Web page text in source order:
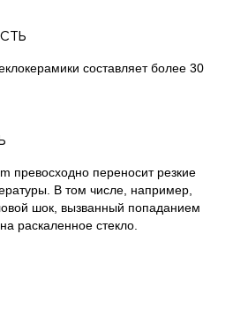
составляет более 30
превосходно переносит резкие
В том числе, например,
шок, вызванный попаданием
раскаленное стекло.